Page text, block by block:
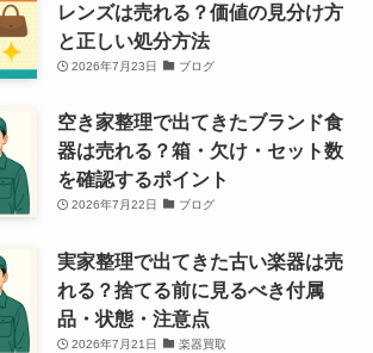
レンズは売れる？価値の見分け方
と正しい処分方法
2026年7月23日 ブログ
空き家整理で出てきたブランド食
器は売れる？箱・欠け・セット数
を確認するポイント
2026年7月22日 ブログ
実家整理で出てきた古い楽器は売
れる？捨てる前に見るべき付属
品・状態・注意点
2026年7月21日 楽器買取